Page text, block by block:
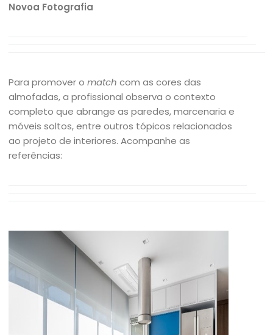
Novoa Fotografia
Para promover o match com as cores das
almofadas, a profissional observa o contexto
completo que abrange as paredes, marcenaria e
móveis soltos, entre outros tópicos relacionados
ao projeto de interiores. Acompanhe as
referências: